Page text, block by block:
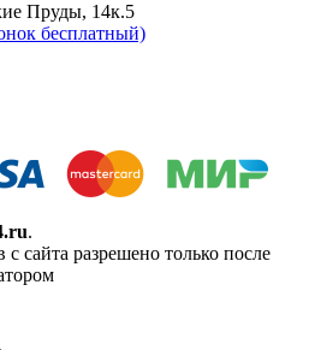
Пруды, 14к.5
бесплатный)
.
сайта разрешено только после